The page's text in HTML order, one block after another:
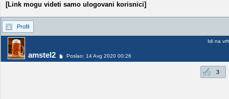
[Link mogu videti samo ulogovani korisnici]
Profil
amstel2 Poslao: 14 Avg 2020 00:26
Idi na vrh
3